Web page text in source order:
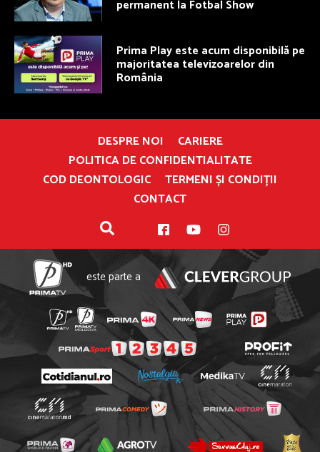
permanent la Fotbal Show
Prima Play este acum disponibilă pe
majoritatea televizoarelor din
România
DESPRE NOI
CARIERE
POLITICA DE CONFIDENTIALITATE
COD DEONTOLOGIC
TERMENI ȘI CONDIȚII
CONTACT
este parte a